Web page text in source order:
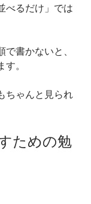
べるだけ」では
書かないと、
。
ちゃんと見られ
ための勉